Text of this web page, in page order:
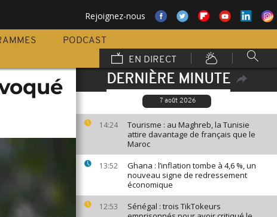
Rejoignez-nous
PODCAST
EN DIRECT
DERNIÈRE MINUTE
7 août 2026
14:24
Tourisme : au Maghreb, la Tunisie
attire davantage de français que le
Maroc
13:52
Ghana : l’inflation tombe à 4,6 %, un
nouveau signe de redressement
économique
12:53
Sénégal : trois TikTokeurs